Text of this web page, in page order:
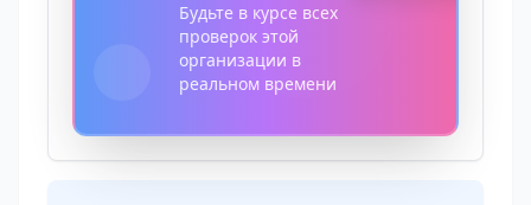
Будьте в курсе всех
проверок этой
организации в
реальном времени